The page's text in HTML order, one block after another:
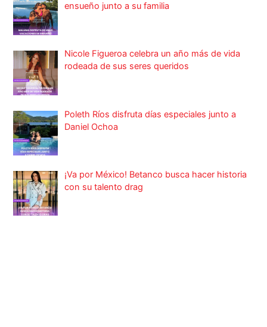
ensueño junto a su familia
Nicole Figueroa celebra un año más de vida
rodeada de sus seres queridos
Poleth Ríos disfruta días especiales junto a
Daniel Ochoa
¡Va por México! Betanco busca hacer historia
con su talento drag